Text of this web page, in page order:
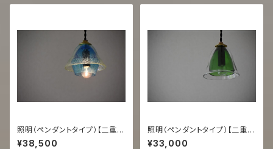
照明（ペンダントタイプ）【二重
うす泡/スカイ】
¥38,500
照明（ペンダントタイプ）【二重
透/緑】
¥33,000